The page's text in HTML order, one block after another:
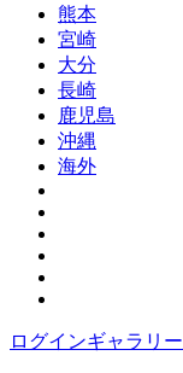
熊本
宮崎
大分
長崎
鹿児島
沖縄
海外
ログインギャラリ